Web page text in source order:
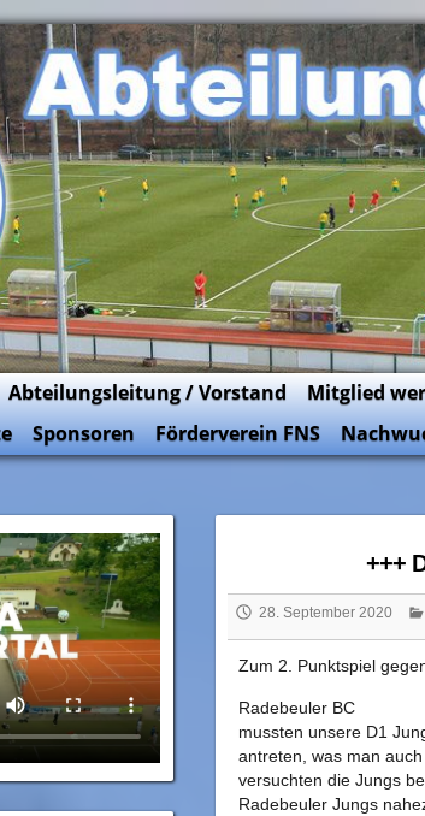
Abteilungsleitung / Vorstand Mitglied
Sponsoren Förderverein FNS
+++
28. September 2020
Zum 2. Punktspiel
Radebeuler BC
mussten unsere D1
antreten, was man
versuchten die Jungs
Radebeuler Jungs